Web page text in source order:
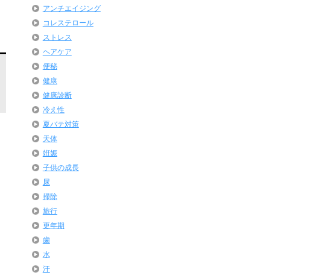
アンチエイジング
コレステロール
ストレス
ヘアケア
便秘
健康
健康診断
冷え性
夏バテ対策
天体
姙娠
子供の成長
尿
掃除
旅行
更年期
歯
水
汗